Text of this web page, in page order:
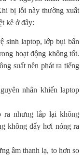
bị lỗi này thường xuất
kê ở đây:
sinh laptop, lớp bụi bẩn
hoạt động không tốt.
suất nên phát ra tiếng
nhân khiến laptop
ra nhưng lắp lại không
không đẩy hơi nóng ra
âm thanh lạ, to hơn so